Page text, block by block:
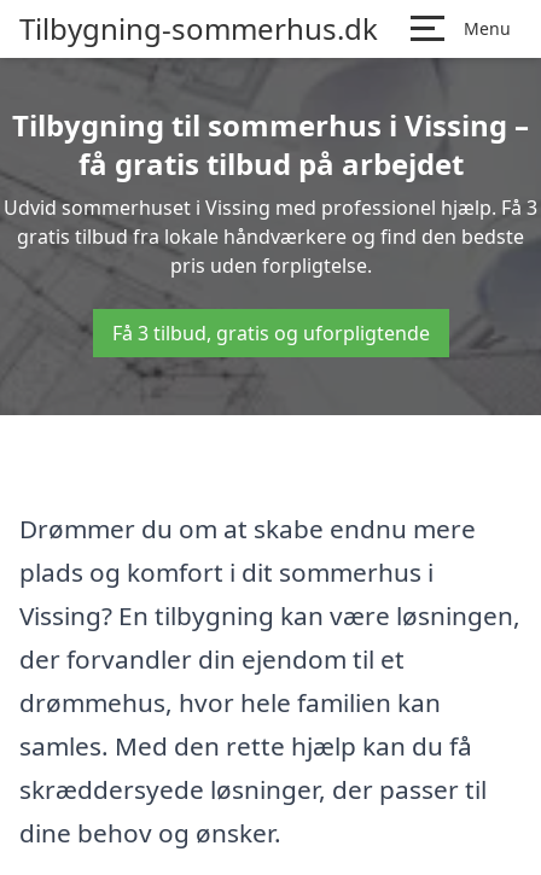
Tilbygning-sommerhus.dk Menu
Tilbygning til sommerhus i Vissing –
få gratis tilbud på arbejdet
Udvid sommerhuset i Vissing med professionel hjælp. Få 3
gratis tilbud fra lokale håndværkere og find den bedste
pris uden forpligtelse.
Få 3 tilbud, gratis og uforpligtende
Drømmer du om at skabe endnu mere
plads og komfort i dit sommerhus i
Vissing? En tilbygning kan være løsningen,
der forvandler din ejendom til et
drømmehus, hvor hele familien kan
samles. Med den rette hjælp kan du få
skræddersyede løsninger, der passer til
dine behov og ønsker.